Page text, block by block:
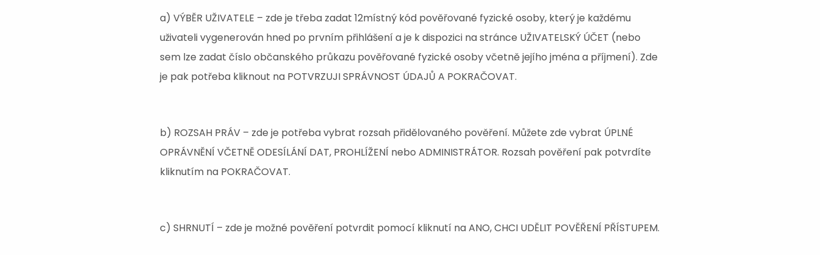
a) VÝBĚR UŽIVATELE – zde je třeba zadat 12místný kód pověřované fyzické osoby, který je každému
uživateli vygenerován hned po prvním přihlášení a je k dispozici na stránce UŽIVATELSKÝ ÚČET (nebo
sem lze zadat číslo občanského průkazu pověřované fyzické osoby včetně jejího jména a příjmení). Zde
je pak potřeba kliknout na POTVRZUJI SPRÁVNOST ÚDAJŮ A POKRAČOVAT.
b) ROZSAH PRÁV – zde je potřeba vybrat rozsah přidělovaného pověření. Můžete zde vybrat ÚPLNÉ
OPRÁVNĚNÍ VČETNĚ ODESÍLÁNÍ DAT, PROHLÍŽENÍ nebo ADMINISTRÁTOR. Rozsah pověření pak potvrdíte
kliknutím na POKRAČOVAT.
c) SHRNUTÍ – zde je možné pověření potvrdit pomocí kliknutí na ANO, CHCI UDĚLIT POVĚŘENÍ PŘÍSTUPEM.